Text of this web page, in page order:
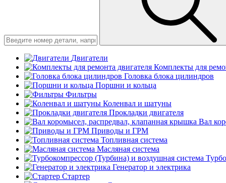
Двигатели
Комплекты для
Головка блока цилиндров
Поршни и кольца
Фильтры
Коленвал и шатуны
Прокладки двигателя
Вал
Приводы и ГРМ
Топливная система
Масляная система
Генератор и электрика
Стартер